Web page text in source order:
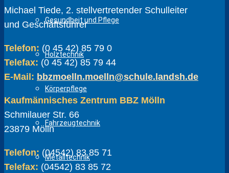
Gesundheit und Pflege
Holztechnik
Körperpflege
Fahrzeugtechnik
Metalltechnik
Michael Tiede, 2. stellvertretender Schulleiter
und Geschäftsführer
Telefon: (0 45 42) 85 79 0
Telefax: (0 45 42) 85 79 44
E-Mail: bbzmoelln.moelln@schule.landsh.de
Kaufmännisches Zentrum BBZ Mölln
Schmilauer Str. 66
23879 Mölln
Telefon: (04542) 83 85 71
Telefax: (04542) 83 85 72